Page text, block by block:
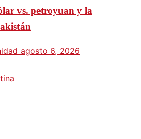
vs. petroyuan y la
agosto 6, 2026